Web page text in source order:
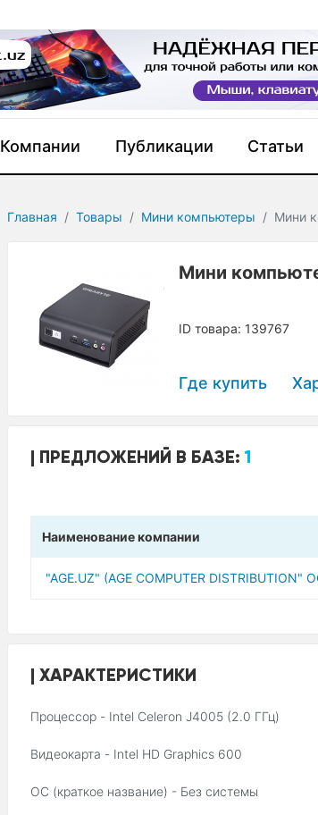
Компании Публикации Статьи
Главная Товары Мини компьютеры Мини
Мини
ID товара: 139767
Где купить
ПРЕДЛОЖЕНИЙ В БАЗЕ:1
Наименование компании
"AGE.UZ" (AGE COMPUTER DISTRIBUTION"
ХАРАКТЕРИСТИКИ
Процессор - Intel Celeron J4005 (2.0 ГГц)
Видеокарта - Intel HD Graphics 600
ОС (краткое название) - Без системы